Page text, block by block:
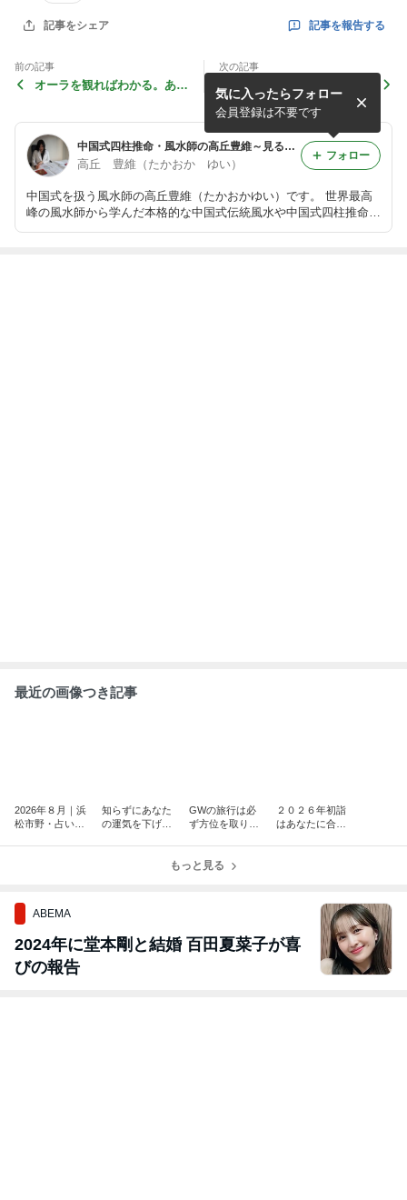
記事をシェア 記事を報告する
前の記事
オーラを観ればわかる。あな
ル体】
次の記事
奇門遁甲（きもんとんこう）
で何ができますか？吉方位だ
けじゃないの？
中国式四柱推命・風水師の高丘豊維～見るだけで運気UPブログ～
高丘 豊維（たかおか ゆい）
中国式を扱う風水師の高丘豊維（たかおかゆい）です。 世界最高
峰の風水師から学んだ本格的な中国式伝統風水や中国式四柱推命、
究極の方位術と言われる奇門遁甲などの習得が困難とされる高度な
気に入ったらフォロー
会員登録は不要です
フォロー
最近の画像つき記事
2026年８月｜浜
松市野・占いの
知らずにあなた
の運気を下げる
GWの旅行は必
ず方位を取りま
影響〜【奇門遁
２０２６年初詣
はあなたに合っ
もっと見る
ABEMA
2024年に堂本剛と結婚 百田夏菜子が喜
びの報告